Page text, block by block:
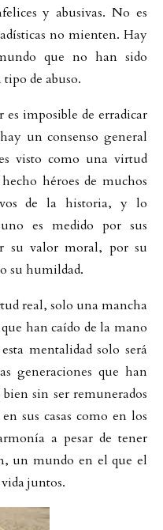
y abusivas. No es
no mienten. Hay
que no han sido
de abuso.
imposible de erradicar
un consenso general
visto como una virtud
héroes de muchos
de la historia, y lo
es medido por sus
su valor moral, por su
su humildad.
real, solo una mancha
han caído de la mano
mentalidad solo será
generaciones que han
sin ser remunerados
sus casas como en los
a pesar de tener
un mundo en el que el
juntos.